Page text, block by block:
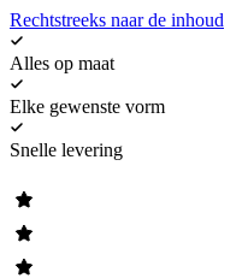
Rechtstreeks naar de inhoud
Alles op maat
Elke gewenste vorm
Snelle levering